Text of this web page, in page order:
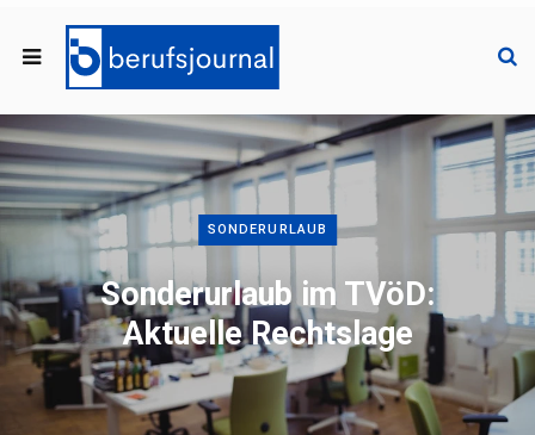
SONDERURLAUB
Sonderurlaub im TVöD:
Aktuelle Rechtslage